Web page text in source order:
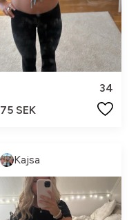
34
75 SEK
Kajsa